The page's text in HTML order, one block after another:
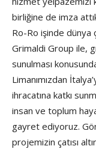
birliğine de imza
Ro-Ro işinde dünya
Grimaldi Group ile,
sunulması
Limanımızdan
ihracatına katkı
insan ve toplum
gayret ediyoruz.
projemizin çatısı